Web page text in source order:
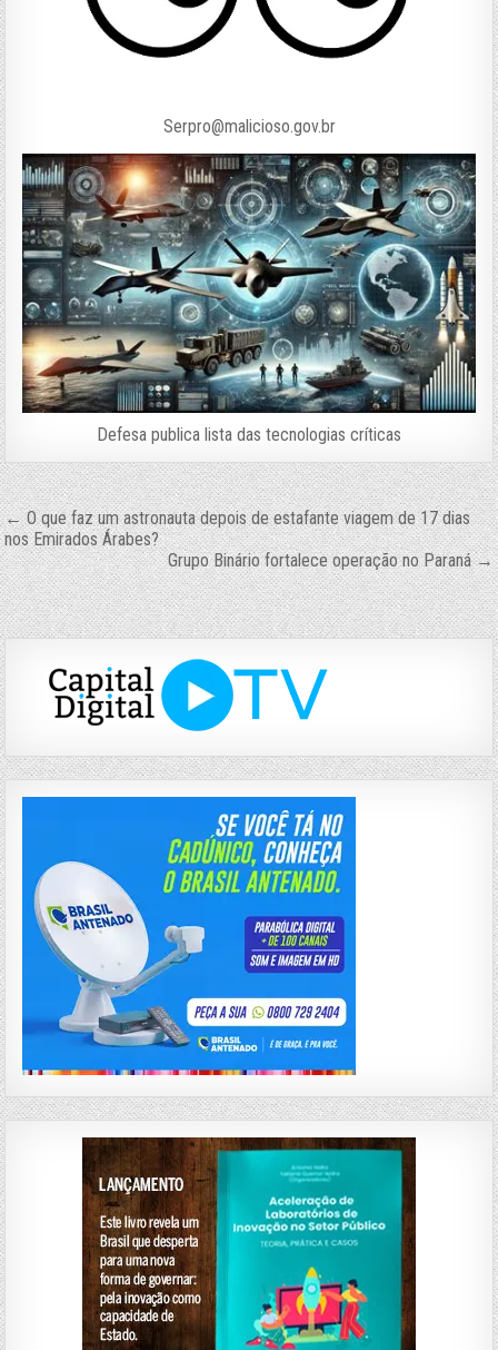
Serpro@malicioso.gov.br
Defesa publica lista das tecnologias críticas
Navegação
de
Post
← O que faz um astronauta depois de estafante viagem de 17 dias
nos Emirados Árabes?
Grupo Binário fortalece operação no Paraná →